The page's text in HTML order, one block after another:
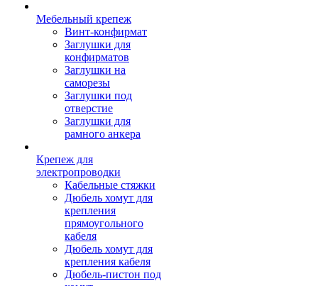
Мебельный крепеж
Винт-конфирмат
Заглушки для
конфирматов
Заглушки на
саморезы
Заглушки под
отверстие
Заглушки для
рамного анкера
Крепеж для
электропроводки
Кабельные стяжки
Дюбель хомут для
крепления
прямоугольного
кабеля
Дюбель хомут для
крепления кабеля
Дюбель-пистон под